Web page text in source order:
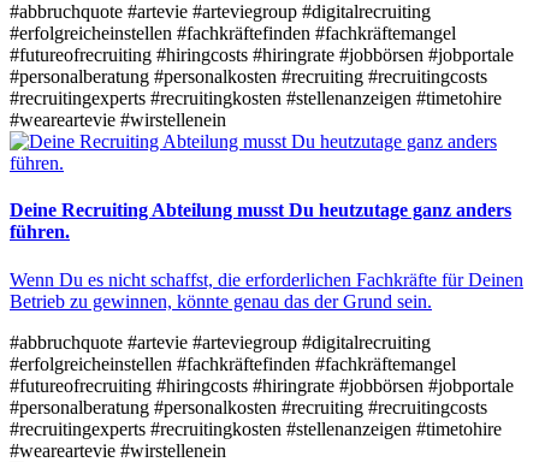
#abbruchquote #artevie #arteviegroup #digitalrecruiting
#erfolgreicheinstellen #fachkräftefinden #fachkräftemangel
#futureofrecruiting #hiringcosts #hiringrate #jobbörsen #jobportale
#personalberatung #personalkosten #recruiting #recruitingcosts
#recruitingexperts #recruitingkosten #stellenanzeigen #timetohire
#weareartevie #wirstellenein
Deine Recruiting Abteilung musst Du heutzutage ganz anders
führen.
Wenn Du es nicht schaffst, die erforderlichen Fachkräfte für Deinen
Betrieb zu gewinnen, könnte genau das der Grund sein.
#abbruchquote #artevie #arteviegroup #digitalrecruiting
#erfolgreicheinstellen #fachkräftefinden #fachkräftemangel
#futureofrecruiting #hiringcosts #hiringrate #jobbörsen #jobportale
#personalberatung #personalkosten #recruiting #recruitingcosts
#recruitingexperts #recruitingkosten #stellenanzeigen #timetohire
#weareartevie #wirstellenein